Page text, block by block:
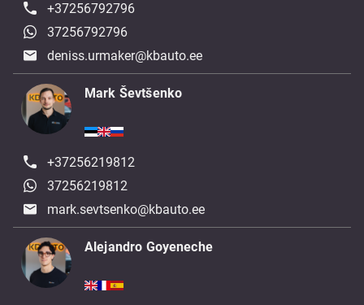
+37256792796
37256792796
deniss.urmaker@kbauto.ee
Mark Ševtšenko
+37256219812
37256219812
mark.sevtsenko@kbauto.ee
Alejandro Goyeneche